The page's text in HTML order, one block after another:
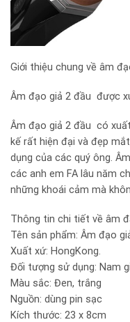
Giới thiệu chung về âm
Âm đạo giả 2 đầu được
Âm đạo giả 2 đầu có
kế rất hiện đại và đẹp
dụng của các quý ông.
các anh em FA lâu năm
những khoái cảm mà
Thông tin chi tiết về âm
Tên sản phẩm: Âm đạo
Xuất xứ: HongKong.
Đối tượng sử dụng: Nam
Màu sắc: Đen, trắng
Nguồn: dùng pin sạc
Kích thước: 23 x 8cm